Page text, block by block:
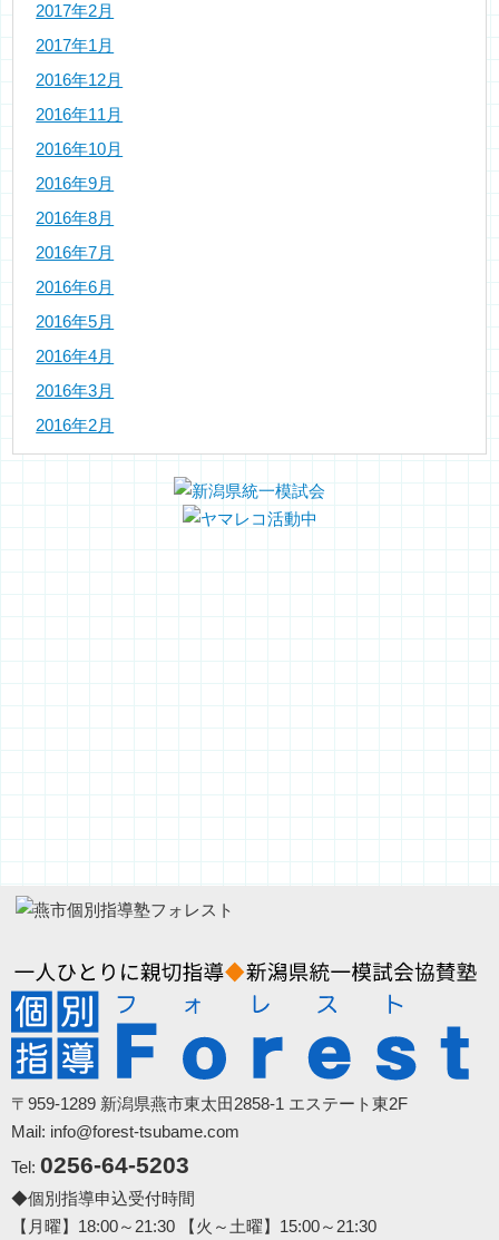
2017年2月
2017年1月
2016年12月
2016年11月
2016年10月
2016年9月
2016年8月
2016年7月
2016年6月
2016年5月
2016年4月
2016年3月
2016年2月
〒959-1289 新潟県燕市東太田2858-1 エステート東2F
Mail: info@forest-tsubame.com
Tel: 0256-64-5203
◆個別指導申込受付時間
【月曜】18:00～21:30 【火～土曜】15:00～21:30